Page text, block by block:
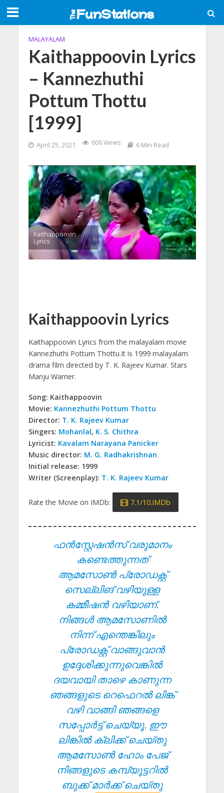
MALAYALAM
Kaithappoovin Lyrics
– Kannezhuthi
Pottum Thottu
[1999]
April 25, 2021 606 Views 6 Min Read
Kaithappoovin
Lyrics
Kaithappoovin Lyrics
Kaithappoovin Lyrics from the malayalam movie
Kannezhuthi Pottum Thottu.It is 1999 malayalam
drama film directed by T. K. Rajeev Kumar. Stars
Manju Warrier.
Song: Kaithappoovin
Movie: Kannezhuthi Pottum Thottu
Director: T. K. Rajeev Kumar
Singers: Mohanlal, K. S. Chithra
Lyricist: Kavalam Narayana Panicker
Music director: M. G. Radhakrishnan
Initial release: 1999
Writer (Screenplay): T. K. Rajeev Kumar
Rate the Movie on IMDb: 7.1/10.IMDb
ഫൻസ്റ്റേഷൻസ് വരുമാനം
കണ്ടെത്തുന്നത്
ആമസോൺ പ്രോഡക്റ്റ്
സെല്ലിങ് വഴിയുള്ള
കമ്മീഷൻ വഴിയാണ്.
നിങ്ങൾ ആമസോണിൽ
നിന്ന് എന്തെങ്കിലും
പ്രോഡക്റ്റ് വാങ്ങുവാൻ
ഉദ്ദേശിക്കുന്നുവെങ്കിൽ
ദയവായി താഴെ കാണുന്ന
ഞങ്ങളുടെ റെഫെറൽ ലിങ്ക്
വഴി വാങ്ങി ഞങ്ങളെ
സപ്പോർട്ട് ചെയ്യൂ. ഈ
ലിങ്കിൽ ക്ലിക്ക് ചെയ്തു
ആമസോൺ ഹോം പേജ്
നിങ്ങളുടെ കമ്പ്യൂട്ടറിൽ
ബുക്ക് മാർക്ക് ചെയ്തു